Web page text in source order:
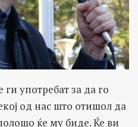
употребат за да го
од нас што отишол да
ќе му биде. Ќе ви